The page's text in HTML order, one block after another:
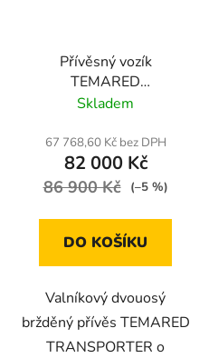
Přívěsný vozík
TEMARED
TRANSPORTER
Skladem
67 768,60 Kč bez DPH
82 000 Kč
86 900 Kč (–5 %)
DO KOŠÍKU
Valníkový dvouosý
bržděný přívěs TEMARED
TRANSPORTER o